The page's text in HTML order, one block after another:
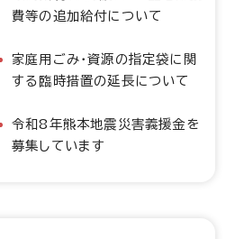
費等の追加給付について
家庭用ごみ・資源の指定袋に関
する臨時措置の延長について
令和8年熊本地震災害義援金を
募集しています